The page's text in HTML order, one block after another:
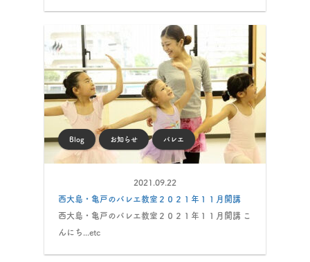
Blog お知らせ バレエ
2021.09.22
西大島・亀戸のバレエ教室２０２１年１１月開講
西大島・亀戸のバレエ教室２０２１年１１月開講 こ
んにち...etc